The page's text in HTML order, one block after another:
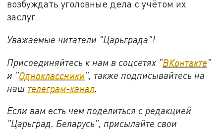
возбуждать уголовные дела с учётом их
заслуг.
Уважаемые читатели "Царьграда"!
Присоединяйтесь к нам в соцсетях "ВКонтакте"
и "Одноклассники", также подписывайтесь на
наш телеграм-канал
Если вам есть чем поделиться с редакцией
"Царьград. Беларусь", присылайте свои